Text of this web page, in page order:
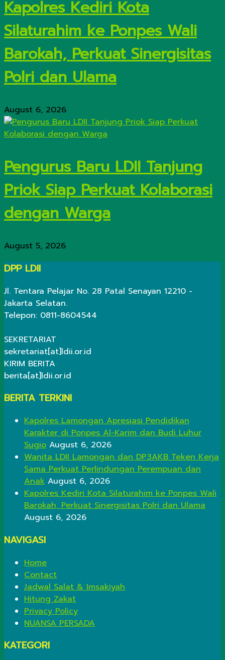
Kapolres Kediri Kota
Silaturahim ke Ponpes Wali
Barokah, Perkuat Sinergisitas
Polri dan Ulama
August 6, 2026
Pengurus Baru LDII Tanjung
Priok Siap Perkuat Kolaborasi
dengan Warga
August 5, 2026
DPP LDII
Jl. Tentara Pelajar No. 28 Patal Senayan 12210 -
Jakarta Selatan.
Telepon: 0811-8604544
SEKRETARIAT
sekretariat[at]ldii.or.id
KIRIM BERITA
berita[at]ldii.or.id
BERITA TERKINI
Kapolres Lamongan Apresiasi Pendidikan
Karakter di Ponpes Al-Karim dan Budi Luhur
Sugio August 6, 2026
Wanita LDII Lamongan dan DP3AKB Teken Kerja
Sama Perkuat Perlindungan Perempuan dan
Anak August 6, 2026
Kapolres Kediri Kota Silaturahim ke Ponpes Wali
Barokah, Perkuat Sinergisitas Polri dan Ulama
August 6, 2026
NAVIGASI
Home
Contact
Jadwal Salat & Imsakiyah
Hitung Zakat
Privacy Policy
NUANSA PERSADA
KATEGORI